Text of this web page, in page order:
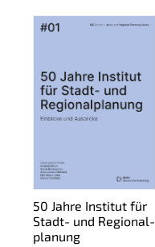
50 Jahre In­sti­tut für
Stadt- und Re­gio­nal­
pla­nung